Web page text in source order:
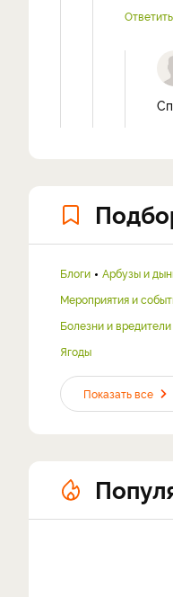
Ответить
Блоги Арбузы и
Мероприятия и
Болезни и вредители
Ягоды
Показать все